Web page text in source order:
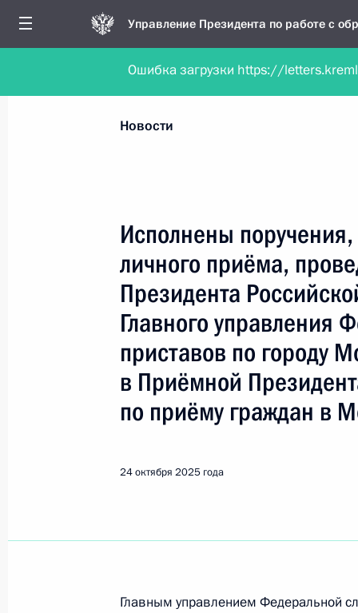
Управление Президента по работе с
Обратиться в форме электронного
Все новости
Новости личного приёма
Поручения, данные по результатам
приёма
Поиск по руководителю, географии и тематике
Все руководители, регионы, города и темы
Коновалов Николай
6 марта, пятница
Новости
Исполнены
личного приёма,
Президента
Главного управления
приставов по городу
в Приёмной
по приёму граждан в
24 октября 2025 года
Главным управлением Федеральной
Ошибка загрузки https://